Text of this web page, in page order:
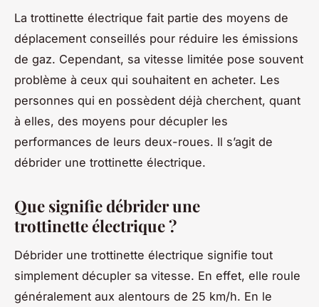
La trottinette électrique fait partie des moyens de
déplacement conseillés pour réduire les émissions
de gaz. Cependant, sa vitesse limitée pose souvent
problème à ceux qui souhaitent en acheter. Les
personnes qui en possèdent déjà cherchent, quant
à elles, des moyens pour décupler les
performances de leurs deux-roues. Il s’agit de
débrider une trottinette électrique.
Que signifie débrider une
trottinette électrique ?
Débrider une trottinette électrique signifie tout
simplement décupler sa vitesse. En effet, elle roule
généralement aux alentours de 25 km/h. En le